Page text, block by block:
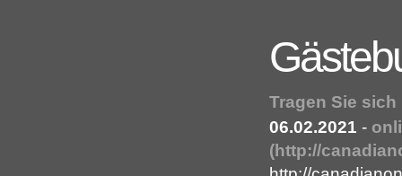
Tragen Sie
06.02.2021 -
(http://